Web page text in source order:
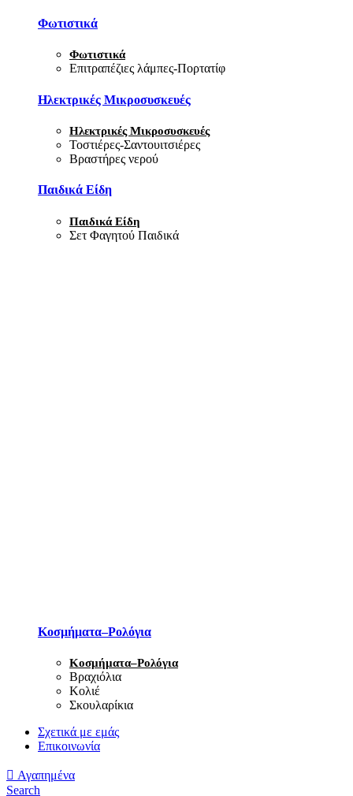
Φωτιστικά
Φωτιστικά
Επιτραπέζιες λάμπες-Πορτατίφ
Ηλεκτρικές Μικροσυσκευές
Ηλεκτρικές Μικροσυσκευές
Τοστιέρες-Σαντουιτσιέρες
Βραστήρες νερού
Παιδικά Είδη
Παιδικά Είδη
Σετ Φαγητού Παιδικά
Κοσμήματα–Ρολόγια
Κοσμήματα–Ρολόγια
Βραχιόλια
Κολιέ
Σκουλαρίκια
Σχετικά με εμάς
Επικοινωνία
Αγαπημένα
Search